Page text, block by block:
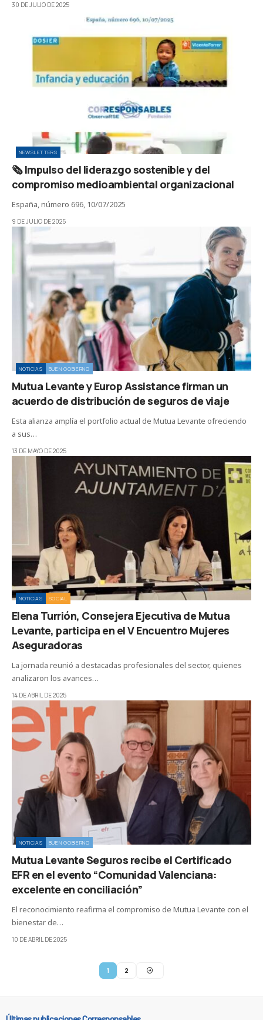
30 DE JULIO DE 2025
NEWSLETTERS
🗞️ Impulso del liderazgo sostenible y del
compromiso medioambiental organizacional
España, número 696, 10/07/2025
9 DE JULIO DE 2025
NOTICIAS BUEN GOBIERNO
Mutua Levante y Europ Assistance firman un
acuerdo de distribución de seguros de viaje
Esta alianza amplía el portfolio actual de Mutua Levante ofreciendo
a sus…
13 DE MAYO DE 2025
NOTICIAS SOCIAL
Elena Turrión, Consejera Ejecutiva de Mutua
Levante, participa en el V Encuentro Mujeres
Aseguradoras
La jornada reunió a destacadas profesionales del sector, quienes
analizaron los avances…
14 DE ABRIL DE 2025
NOTICIAS BUEN GOBIERNO
Mutua Levante Seguros recibe el Certificado
EFR en el evento “Comunidad Valenciana:
excelente en conciliación”
El reconocimiento reafirma el compromiso de Mutua Levante con el
bienestar de…
10 DE ABRIL DE 2025
1 2